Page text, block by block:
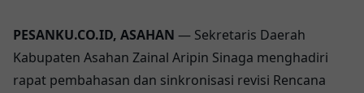
PESANKU.CO.ID, ASAHAN — Sekretaris Daerah
Kabupaten Asahan Zainal Aripin Sinaga menghadiri
rapat pembahasan dan sinkronisasi revisi Rencana